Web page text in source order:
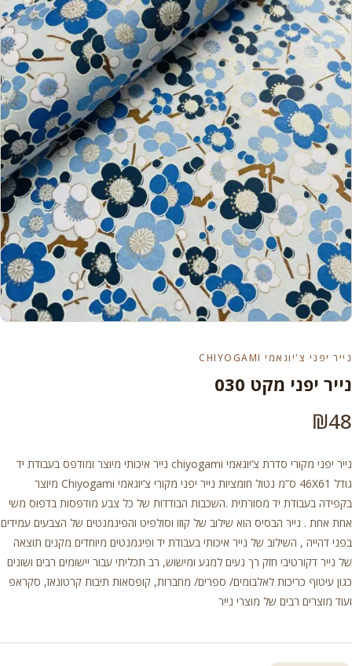
נייר יפני צ'יוגאמי CHIYOGAMI
נייר יפני מקט 030
₪48
נייר יפני מקורי סדרת צ’יוגאמי chiyogami נייר איכותי מיוצר ומודפס בעבודת יד
גודל 46X61 ס”מ נטול חומציות נייר יפני מקורי צ’יוגאמי Chiyogami מיוצר
בקפידה בעבודת יד מסורתית .השכבות הבודדות של כל צבע מודפסות בדפוס משי
אחת אחת . נייר הבסיס הוא שילוב של קוזו וסולפיט והפיגמנטים של הצבעים עמידים
בפני דהייה , השילוב של נייר איכותי בעבודת יד ופיגמנטים מיוחדים מקנים תוצאה
של נייר דקורטיבי חזק רך נעים למגע ומישוש, רב תכליתי עבור יישומים רבים ושונים
כגון עיטוף כריכות לאלבומים/ ספרים/ מחברות, קופסאות תיבות קרטונאז, סקראפ
ועוד מוצרים רבים של מוצרי נייר